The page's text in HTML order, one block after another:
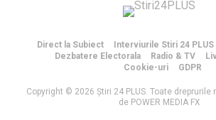
Direct la Subiect Interviurile Stiri 24 PLUS
Dezbatere Electorala
Radio & TV
Cookie-uri
GDPR
Copyright © 2026 Știri 24 PLUS. Toate
de POWER MEDIA FX